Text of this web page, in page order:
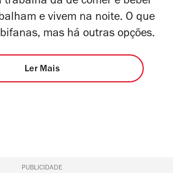
e vivem na noite. O que
mas há outras opções.
Ler Mais
PUBLICIDADE